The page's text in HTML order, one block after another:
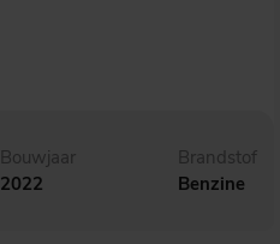
Bouwjaar
2022
Brandstof
Benzine